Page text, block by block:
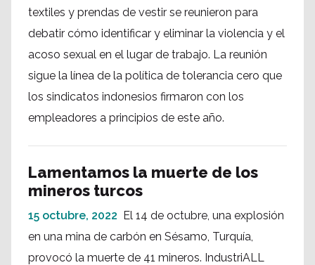
textiles y prendas de vestir se reunieron para
debatir cómo identificar y eliminar la violencia y el
acoso sexual en el lugar de trabajo. La reunión
sigue la línea de la política de tolerancia cero que
los sindicatos indonesios firmaron con los
empleadores a principios de este año.
Lamentamos la muerte de los
mineros turcos
15 octubre, 2022 El 14 de octubre, una explosión
en una mina de carbón en Sésamo, Turquía,
provocó la muerte de 41 mineros. IndustriALL